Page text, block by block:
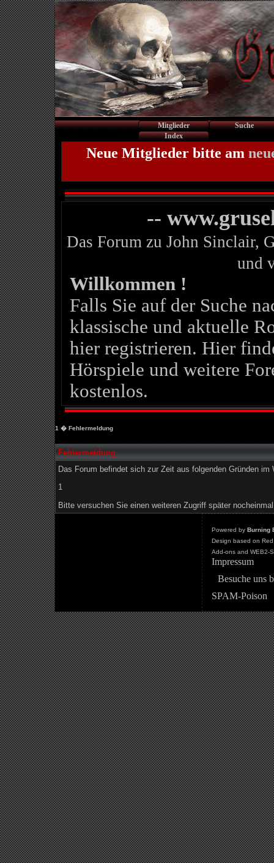
Mitglieder
Suche
Index
Neue Mitglieder bitte am
--
Das Forum zu John Sinclair,
und
Willkommen !
Falls Sie auf der Suche
klassische und aktuelle
hier registrieren. Hier
Hörspiele und weitere
kostenlos.
1 � Fehlermeldung
Fehlermeldung
Das Forum befindet sich zur Zeit aus folgenden Gründen im
1
Bitte versuchen Sie einen weiteren Zugriff später
Powered by Burning
Design based on
Add-ons and WEB2-
Impressum
Besuche uns
SPAM-Poison